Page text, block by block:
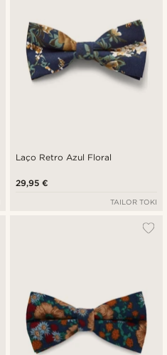
Laço Retro Azul Floral
29,95 €
TAILOR TOKI